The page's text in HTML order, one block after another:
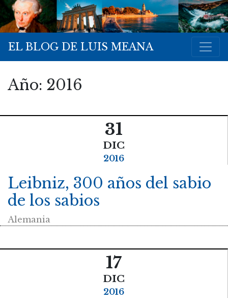
EL BLOG DE LUIS MEANA
Año: 2016
31
DIC
2016
Leibniz, 300 años del sabio
de los sabios
Alemania
17
DIC
2016